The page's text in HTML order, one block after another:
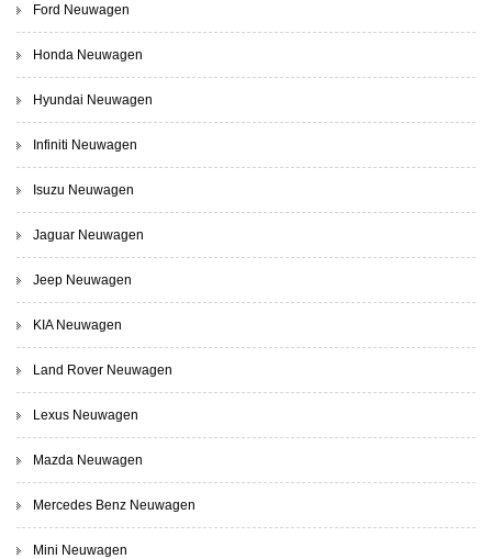
Ford Neuwagen
Honda Neuwagen
Hyundai Neuwagen
Infiniti Neuwagen
Isuzu Neuwagen
Jaguar Neuwagen
Jeep Neuwagen
KIA Neuwagen
Land Rover Neuwagen
Lexus Neuwagen
Mazda Neuwagen
Mercedes Benz Neuwagen
Mini Neuwagen